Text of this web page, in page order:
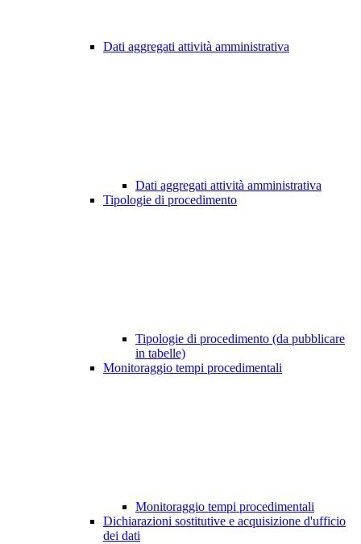
Dati aggregati attività amministrativa
Dati aggregati attività amministrativa
Tipologie di procedimento
Tipologie di procedimento (da pubblicare
in tabelle)
Monitoraggio tempi procedimentali
Monitoraggio tempi procedimentali
Dichiarazioni sostitutive e acquisizione d'ufficio
dei dati